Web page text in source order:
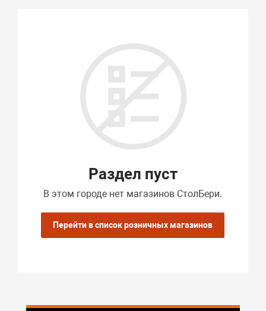
Раздел пуст
В этом городе нет магазинов СтолБери.
Перейти в список розничных магазинов